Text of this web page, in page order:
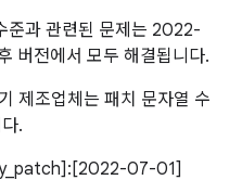
과 관련된 문제는 2022-
버전에서 모두 해결됩니다.
제조업체는 패치 문자열 수
.
07-01]